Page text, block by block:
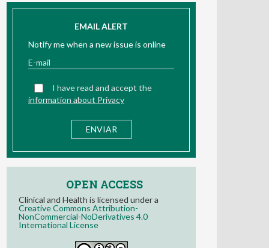
EMAIL ALERT
Notify me when a new issue is online
I have read and accept the
information about Privacy
OPEN ACCESS
Clinical and Health is licensed under a
Creative Commons Attribution-
NonCommercial-NoDerivatives 4.0
International License